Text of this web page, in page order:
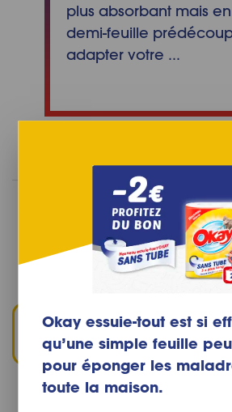
plus absorbant mais
demi-feuille
adapter votre ...
Avez-vous trouvé cet
ou
Okay essuie-tout est si
qu’une simple feuille
pour éponger les
toute la maison.